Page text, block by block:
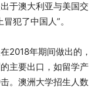
于澳大利亚与美国交
犯了中国人”。
2018年期间做出的，
主要出口，如留学产
。澳洲大学招生人数